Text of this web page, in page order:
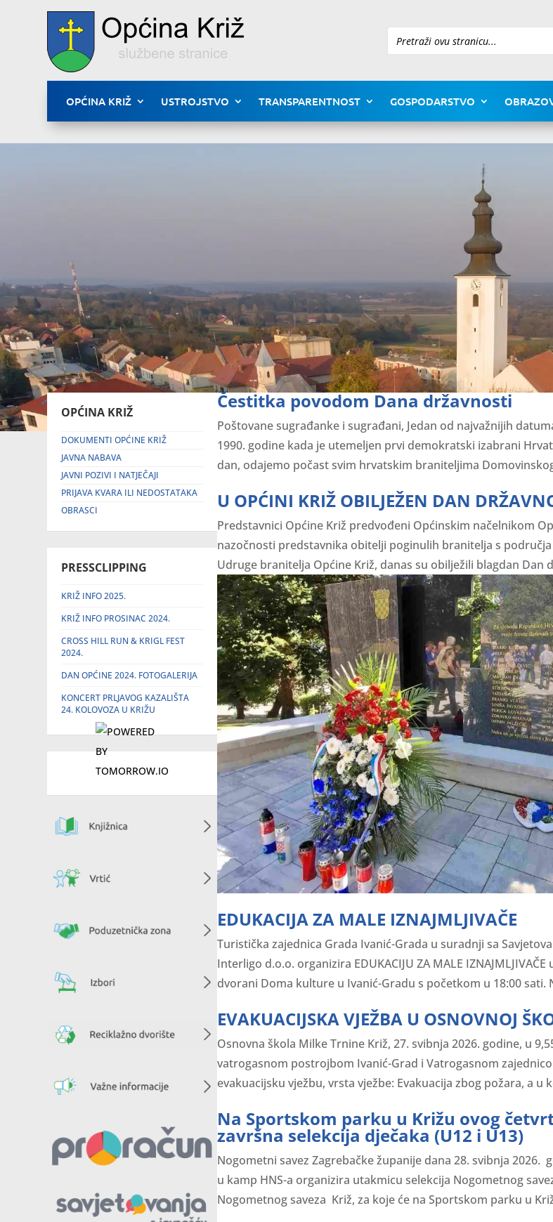
Pretraži
OPĆINA KRIŽ USTROJSTVO TRANSPARENTNOST GOSPODARSTVO
OPĆINA KRIŽ
DOKUMENTI OPĆINE KRIŽ
JAVNA NABAVA
JAVNI POZIVI I NATJEČAJI
PRIJAVA KVARA ILI NEDOSTATAKA
OBRASCI
PRESSCLIPPING
KRIŽ INFO 2025.
KRIŽ INFO PROSINAC 2024.
CROSS HILL RUN & KRIGL FEST
2024.
DAN OPĆINE 2024. FOTOGALERIJA
KONCERT PRLJAVOG KAZALIŠTA
24. KOLOVOZA U KRIŽU
Čestitka povodom Dana državnosti
Poštovane sugrađanke i sugrađani, Jedan od najvažnijih
1990. godine kada je utemeljen prvi demokratski izabrani
dan, odajemo počast svim hrvatskim braniteljima
U OPĆINI KRIŽ OBILJEŽEN DAN
Predstavnici Općine Križ predvođeni Općinskim načelnikom
nazočnosti predstavnika obitelji poginulih branitelja s
Udruge branitelja Općine Križ, danas su obilježili blagdan Dan
EDUKACIJA ZA MALE IZNAJMLJIVAČE
Turistička zajednica Grada Ivanić-Grada u suradnji sa
Interligo d.o.o. organizira EDUKACIJU ZA MALE
dvorani Doma kulture u Ivanić-Gradu s početkom u 18:00 sati.
EVAKUACIJSKA VJEŽBA U OSNOVNOJ
Osnovna škola Milke Trnine Križ, 27. svibnja 2026. godine, u
vatrogasnom postrojbom Ivanić-Grad i Vatrogasnom
evakuacijsku vježbu, vrsta vježbe: Evakuacija zbog požara, a u
Na Sportskom parku u Križu ovog
završna selekcija dječaka (U12 i U13)
Nogometni savez Zagrebačke županije dana 28. svibnja 2026.
u kamp HNS-a organizira utakmicu selekcija Nogometnog
Nogometnog saveza Križ, za koje će na Sportskom parku u